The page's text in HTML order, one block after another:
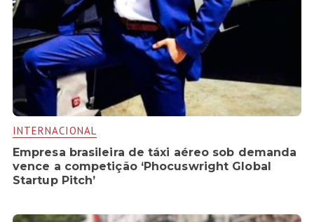
INTERNACIONAL
Empresa brasileira de táxi aéreo sob demanda
vence a competição ‘Phocuswright Global
Startup Pitch’